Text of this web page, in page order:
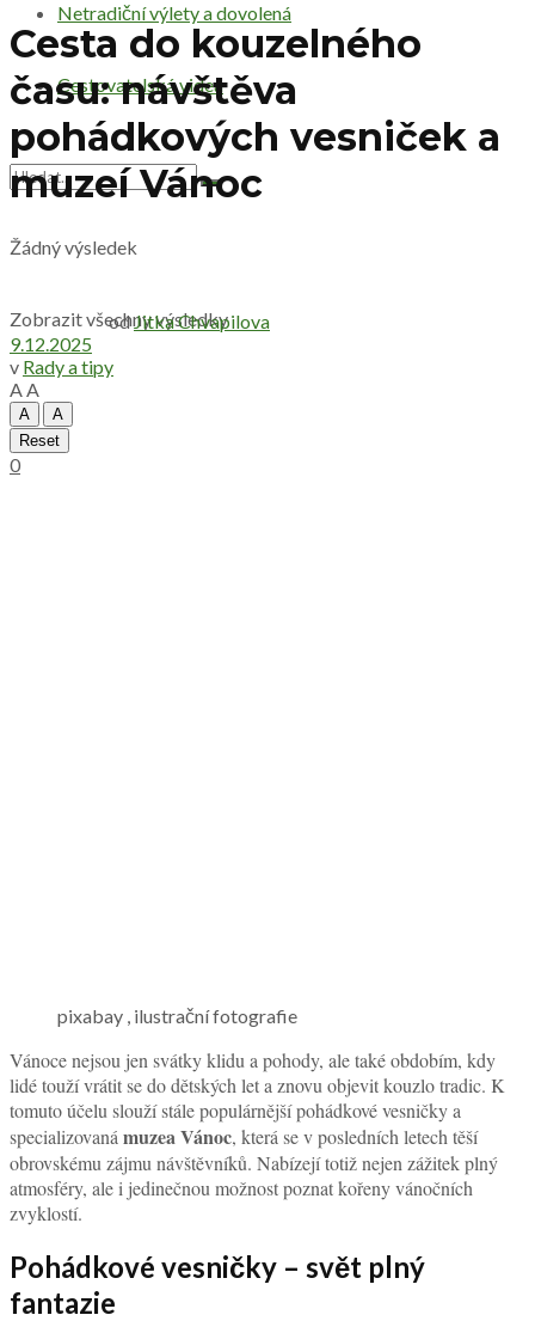
Netradiční výlety a dovolená
Cestovatelská videa
Žádný výsledek
Zobrazit všechny výsledky
Cesta do kouzelného
času: návštěva
pohádkových vesniček a
muzeí Vánoc
odJitka Chvapilova
9.12.2025
v Rady a tipy
AA
A
A
Reset
0
pixabay , ilustrační fotografie
Vánoce nejsou jen svátky klidu a pohody, ale také obdobím, kdy
lidé touží vrátit se do dětských let a znovu objevit kouzlo tradic. K
tomuto účelu slouží stále populárnější pohádkové vesničky a
specializovaná muzea Vánoc, která se v posledních letech těší
obrovskému zájmu návštěvníků. Nabízejí totiž nejen zážitek plný
atmosféry, ale i jedinečnou možnost poznat kořeny vánočních
zvyklostí.
Pohádkové vesničky – svět plný
fantazie